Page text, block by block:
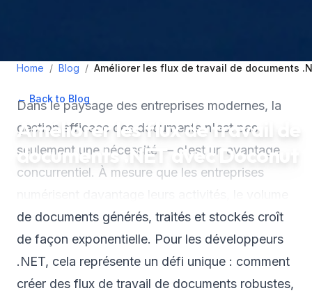
Home / Blog / Améliorer les flux de travail de documents
← Back to Blog January 23, 2026 • min read
Améliorer les flux de travail de
documents .NET avec Doconut
Dans le paysage des entreprises modernes, la
gestion efficace des documents n'est pas
seulement une nécessité — c'est un avantage
concurrentiel. À mesure que les entreprises
de documents générés, traités et stockés croît
de façon exponentielle. Pour les développeurs
.NET, cela représente un défi unique : comment
créer des flux de travail de documents robustes,